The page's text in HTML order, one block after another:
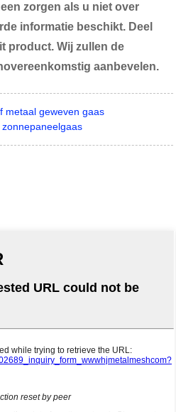
zorgen als u niet over
informatie beschikt. Deel
product. Wij zullen de
aanbevelen.
metaal geweven gaas